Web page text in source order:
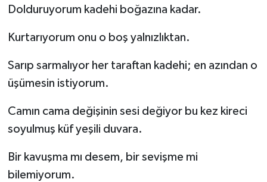
​Dolduruyorum kadehi boğazına kadar.
Kurtarıyorum onu o boş yalnızlıktan.
Sarıp sarmalıyor her taraftan kadehi; en azından o
üşümesin istiyorum.
Camın cama değişinin sesi değiyor bu kez kireci
soyulmuş küf yeşili duvara.
Bir kavuşma mı desem, bir sevişme mi
bilemiyorum.